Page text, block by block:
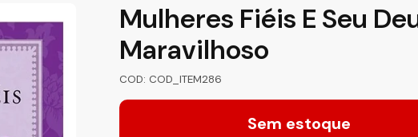
Mulheres Fiéis E Seu
Maravilhoso
COD: COD_ITEM286
Sem estoque